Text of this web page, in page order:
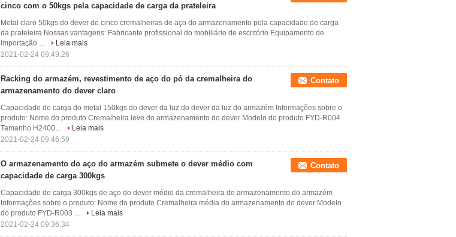
cinco com o 50kgs pela capacidade de carga da prateleira
Metal claro 50kgs do dever de cinco cremalheiras de aço do armazenamento pela capacidade de carga
da prateleira Nossas vantagens: Fabricante profissional do mobiliário de escritório Equipamento de
importação ...
Leia mais
2021-02-24 09:49:26
Racking do armazém, revestimento de aço do pó da cremalheira do
armazenamento do dever claro
Contato
Capacidade de carga do metal 150kgs do dever da luz do dever da luz do armazém Informações sobre o
produto: Nome do produto Cremalheira leve do armazenamento do dever Modelo do produto FYD-R004
Tamanho H2400...
Leia mais
2021-02-24 09:46:59
O armazenamento do aço do armazém submete o dever médio com
capacidade de carga 300kgs
Contato
Capacidade de carga 300kgs de aço do dever médio da cremalheira do armazenamento do armazém
Informações sobre o produto: Nome do produto Cremalheira média do armazenamento do dever Modelo
do produto FYD-R003 ...
Leia mais
2021-02-24 09:36:34